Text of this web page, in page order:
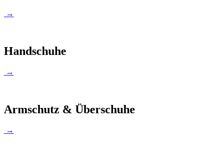
→
Handschuhe
→
Armschutz & Überschuhe
→